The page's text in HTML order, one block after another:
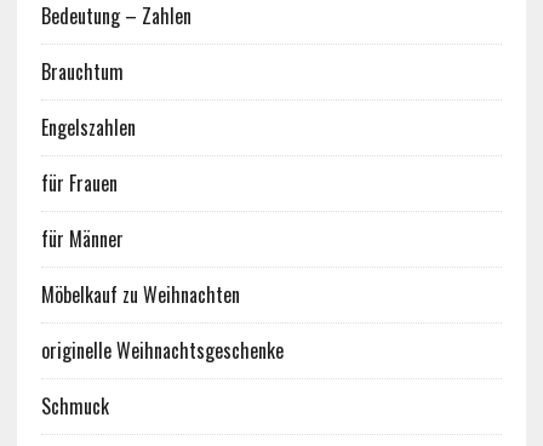
Bedeutung – Zahlen
Brauchtum
Engelszahlen
für Frauen
für Männer
Möbelkauf zu Weihnachten
originelle Weihnachtsgeschenke
Schmuck